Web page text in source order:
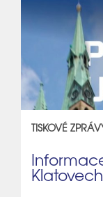
TISKOVÉ
Klatovech